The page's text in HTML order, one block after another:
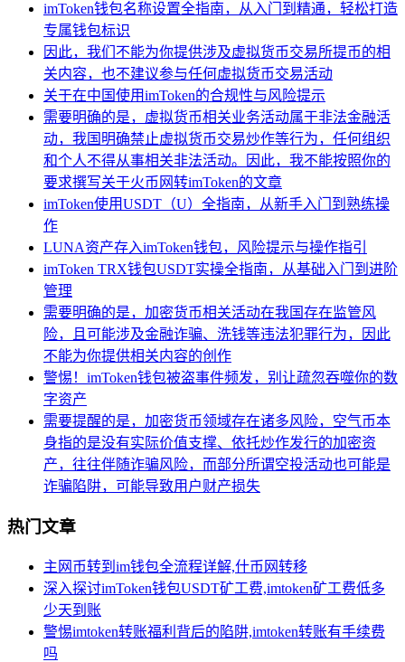
imToken钱包名称设置全指南，从入门到精通，轻松打造
专属钱包标识
因此，我们不能为你提供涉及虚拟货币交易所提币的相
关内容，也不建议参与任何虚拟货币交易活动
关于在中国使用imToken的合规性与风险提示
需要明确的是，虚拟货币相关业务活动属于非法金融活
动，我国明确禁止虚拟货币交易炒作等行为，任何组织
和个人不得从事相关非法活动。因此，我不能按照你的
要求撰写关于火币网转imToken的文章
imToken使用USDT（U）全指南，从新手入门到熟练操
作
LUNA资产存入imToken钱包，风险提示与操作指引
imToken TRX钱包USDT实操全指南，从基础入门到进阶
管理
需要明确的是，加密货币相关活动在我国存在监管风
险，且可能涉及金融诈骗、洗钱等违法犯罪行为，因此
不能为你提供相关内容的创作
警惕！imToken钱包被盗事件频发，别让疏忽吞噬你的数
字资产
需要提醒的是，加密货币领域存在诸多风险，空气币本
身指的是没有实际价值支撑、依托炒作发行的加密资
产，往往伴随诈骗风险，而部分所谓空投活动也可能是
诈骗陷阱，可能导致用户财产损失
热门文章
主网币转到im钱包全流程详解,什币网转移
深入探讨imToken钱包USDT矿工费,imtoken矿工费低多
少天到账
警惕imtoken转账福利背后的陷阱,imtoken转账有手续费
吗